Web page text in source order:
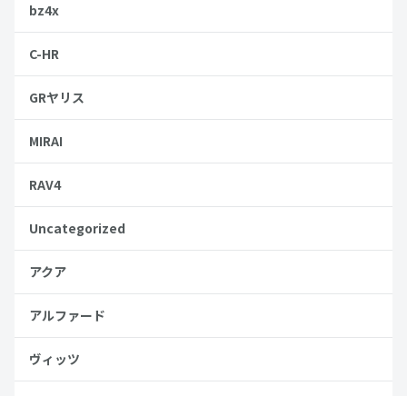
bz4x
C-HR
GRヤリス
MIRAI
RAV4
Uncategorized
アクア
アルファード
ヴィッツ